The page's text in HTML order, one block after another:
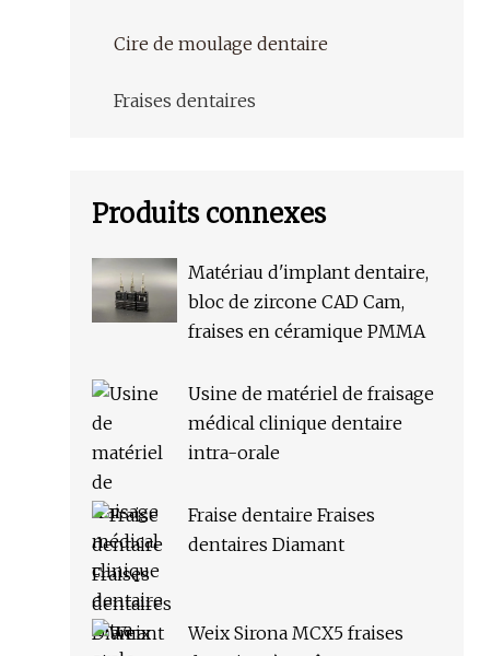
Cire de moulage dentaire
Fraises dentaires
Produits connexes
Matériau d'implant dentaire,
bloc de zircone CAD Cam,
fraises en céramique PMMA
Usine de matériel de fraisage
médical clinique dentaire
intra-orale
Fraise dentaire Fraises
dentaires Diamant
Weix Sirona MCX5 fraises